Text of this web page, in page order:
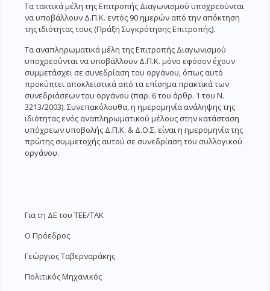
Τα τακτικά μέλη της Επιτροπής Διαγωνισμού υποχρεούνται
να υποβάλλουν Δ.Π.Κ. εντός 90 ημερών από την απόκτηση
της ιδιότητας τους (Πράξη Συγκρότησης Επιτροπής).
Τα αναπληρωματικά μέλη της Επιτροπής Διαγωνισμού
υποχρεούνται να υποβάλλουν Δ.Π.Κ. μόνο εφόσον έχουν
συμμετάσχει σε συνεδρίαση του οργάνου, όπως αυτό
προκύπτει αποκλειστικά από τα επίσημα πρακτικά των
συνεδριάσεων του οργάνου (παρ. 6 του άρθρ. 1 του Ν.
3213/2003). Συνεπακόλουθα, η ημερομηνία ανάληψης της
ιδιότητας ενός αναπληρωματικού μέλους στην κατάσταση
υπόχρεων υποβολής Δ.Π.Κ. & Δ.Ο.Σ. είναι η ημερομηνία της
πρώτης συμμετοχής αυτού σε συνεδρίαση του συλλογικού
οργάνου.
Για τη ΔΕ του ΤΕΕ/ΤΑΚ
Ο Πρόεδρος
Γεώργιος Ταβερναράκης
Πολιτικός Μηχανικός